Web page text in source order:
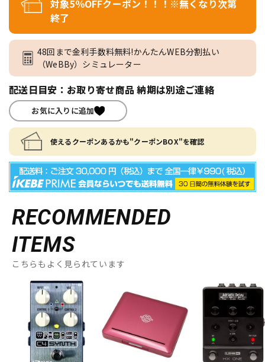
対象5％OFFクーポン！！！※無くなり次第
終了
48回まで金利手数料無料!かんたんWEB分割払い
（WeBBy）シミュレーター
配送日目安：お取り寄せ商品 納期は別途ご連絡
お気に入りに追加
使えるクーポンあるかも"クーポンBOX"を確認
RECOMMENDED
ITEMS
こちらもよく見られています